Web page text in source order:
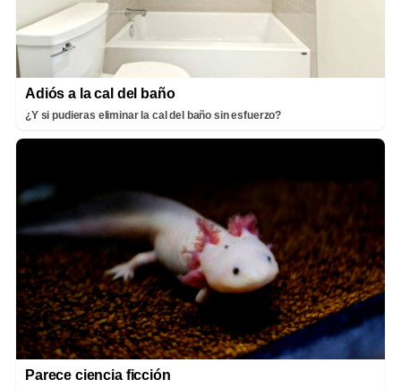
Adiós a la cal del baño
¿Y si pudieras eliminar la cal del baño sin esfuerzo?
Parece ciencia ficción